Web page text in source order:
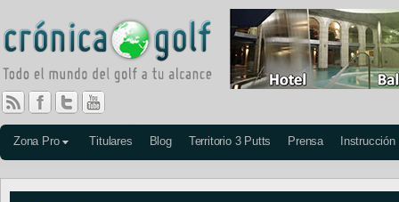
Zona Pro Titulares Blog Territorio 3 Putts Prensa Instrucción